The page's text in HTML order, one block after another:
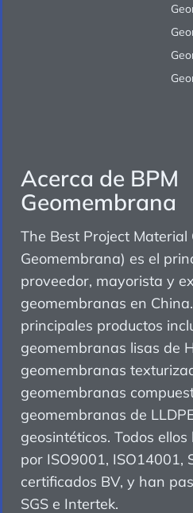
Acerca de BPM
Geomembrana
The Best Project Material
Geomembrana) es el
proveedor, mayorista y
geomembranas en
principales productos
geomembranas lisas de
geomembranas
geomembranas
geomembranas de
geosintéticos. Todos
por ISO9001, ISO14001,
certificados BV, y han
SGS e Intertek.